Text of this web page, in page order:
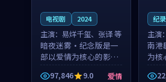
电视剧 2024
主演： 易烊千玺、张译 等
暗夜迷雾·纪念版是一
部以爱情为核心的影视
作品，围绕危机、反转
与人物成长展开，整体
97,846 9.0 爱情
纪
主演：
南港
为核
绕危
长展